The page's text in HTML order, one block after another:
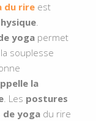
du rireest
.
yogapermet
souplesse
la
. Les postures
de yogadu rire